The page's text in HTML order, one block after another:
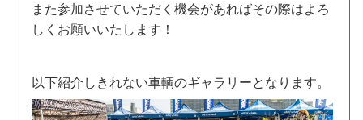
また参加させていただく機会があればその際はよろ
しくお願いいたします！
以下紹介しきれない車輌のギャラリーとなります。